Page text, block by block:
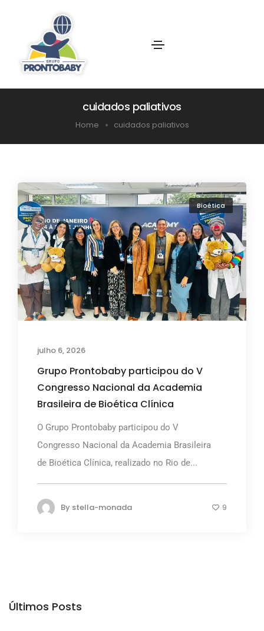
cuidados paliativos
Home cuidados paliativos
Bioética
julho 6, 2026
Grupo Prontobaby participou do V
Congresso Nacional da Academia
Brasileira de Bioética Clínica
O Grupo Prontobaby participou do V
Congresso Nacional da Academia Brasileira
de Bioética Clínica, realizado no Rio de...
By stella-monada 9
Últimos Posts